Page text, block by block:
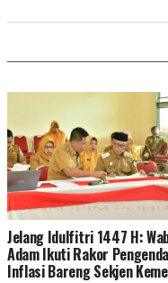
Jelang Idulfitri 1447 H:
Adam Ikuti Rakor
Inflasi Bareng Sekjen